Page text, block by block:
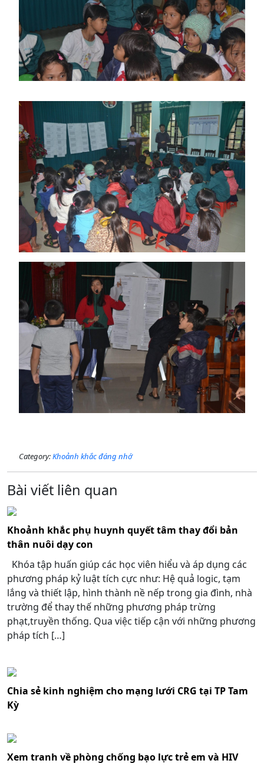
Category:Khoảnh khắc đáng nhớ
Bài viết liên quan
Khoảnh khắc phụ huynh quyết tâm thay đổi bản
thân nuôi dạy con
Khóa tập huấn giúp các học viên hiểu và áp dụng các
phương pháp kỷ luật tích cực như: Hệ quả logic, tạm
lắng và thiết lập, hình thành nề nếp trong gia đình, nhà
trường để thay thế những phương pháp trừng
phạt,truyền thống. Qua việc tiếp cận với những phương
pháp tích […]
Chia sẻ kinh nghiệm cho mạng lưới CRG tại TP Tam
Kỳ
Xem tranh về phòng chống bạo lực trẻ em và HIV